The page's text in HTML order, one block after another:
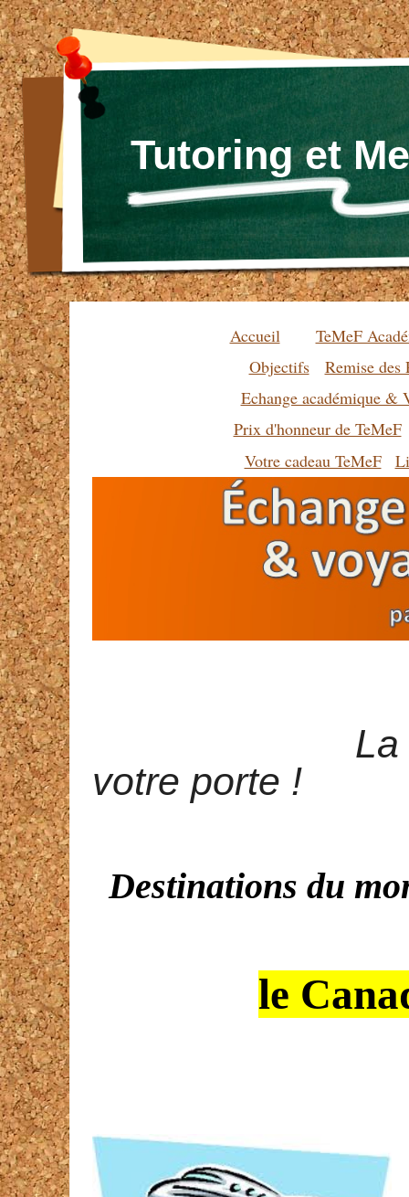
Tutoring et
Accueil
TeMeF
Objectifs
Remise des
Echange académique &
Prix d'honneur de TeMeF
Votre cadeau TeMeF
La
votre porte !
Destinations du
le